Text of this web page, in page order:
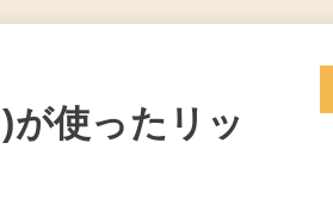
が使ったリッ